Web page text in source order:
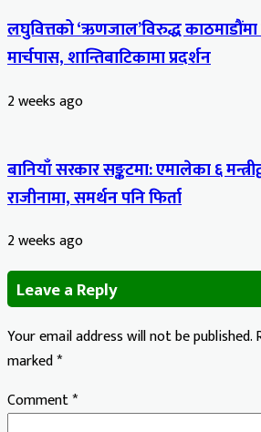
लघुवित्तको ‘ऋणजाल’विरुद्ध
मार्चपास, शान्तिबाटिकामा प्रदर्शन
2 weeks ago
बानियाँ सरकार सङ्कटमा: एमालेका ६
राजीनामा, समर्थन पनि फिर्ता
2 weeks ago
Leave a Reply
Your email address will not be published.
marked*
Comment*